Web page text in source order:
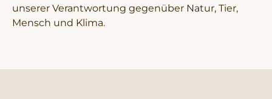
unserer Verantwortung gegenüber Natur, Tier,
Mensch und Klima.